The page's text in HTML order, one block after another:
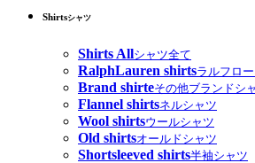
Shirtsシャツ
Shirts Allシャツ全て
RalphLauren shirtsラルフロ
Brand shirteその他ブランドシ
Flannel shirtsネルシャツ
Wool shirtsウールシャツ
Old shirtsオールドシャツ
Shortsleeved shirts半袖シャツ